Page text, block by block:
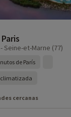
Seine-et-Marne (77)
de París
climatizada
cercanas